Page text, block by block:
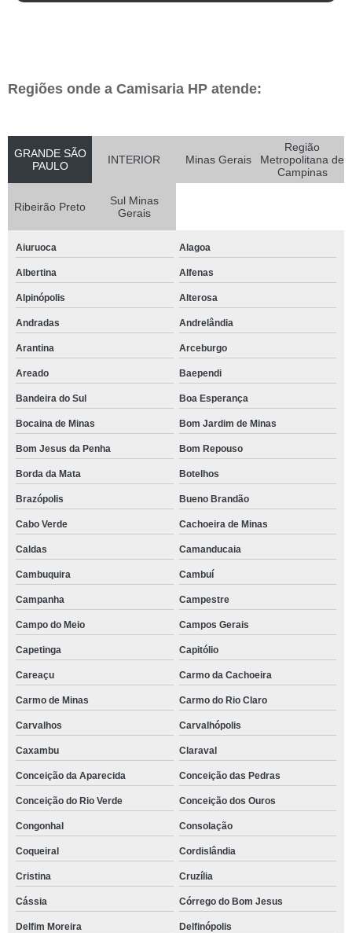
Regiões onde a Camisaria HP atende:
GRANDE SÃO
PAULO
INTERIOR Minas Gerais
Região
Metropolitana de
Campinas
Ribeirão Preto
Sul Minas
Gerais
Aiuruoca Alagoa
Albertina Alfenas
Alpinópolis Alterosa
Andradas Andrelândia
Arantina Arceburgo
Areado Baependi
Bandeira do Sul Boa Esperança
Bocaina de Minas Bom Jardim de Minas
Bom Jesus da Penha Bom Repouso
Borda da Mata Botelhos
Brazópolis Bueno Brandão
Cabo Verde Cachoeira de Minas
Caldas Camanducaia
Cambuquira Cambuí
Campanha Campestre
Campo do Meio Campos Gerais
Capetinga Capitólio
Careaçu Carmo da Cachoeira
Carmo de Minas Carmo do Rio Claro
Carvalhos Carvalhópolis
Caxambu Claraval
Conceição da Aparecida Conceição das Pedras
Conceição do Rio Verde Conceição dos Ouros
Congonhal Consolação
Coqueiral Cordislândia
Cristina Cruzília
Cássia Córrego do Bom Jesus
Delfim Moreira Delfinópolis